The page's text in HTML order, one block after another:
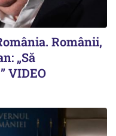
Românii,
„Să
VIDEO